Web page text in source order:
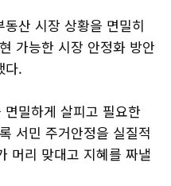
산 시장 상황을 면밀히
가능한 시장 안정화 방안
다.
밀하게 살피고 필요한
서민 주거안정을 실질적
머리 맞대고 지혜를 짜낼